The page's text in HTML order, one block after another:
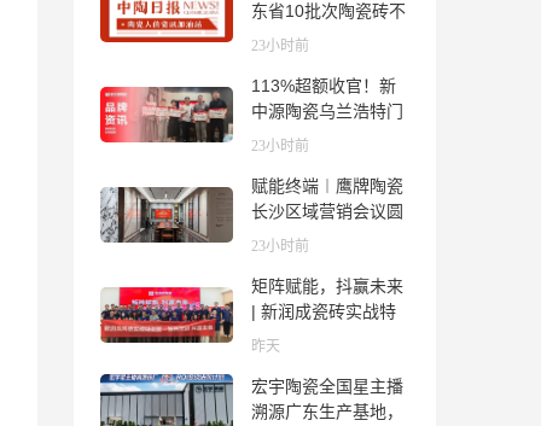
跑者企业推荐工作
东省10批次陶瓷砖不
合格；科达购买特福
过；蒙娜丽莎5千万
回购股份；建霖家居
海外产能突破18亿元
23小时前
113%超额收官！新
中源陶瓷乌兰浩特门
店周年活动圆满落幕
23小时前
赋能终端︱鹰牌陶瓷
长沙区域营销会议圆
满举行，共探渠道拓
23小时前
矩阵赋能，抖赢未来
| 新润成瓷砖实战特
训营成功举办，吹响
号！
昨天
宏宇陶瓷全国星主播
溯源广东生产基地，